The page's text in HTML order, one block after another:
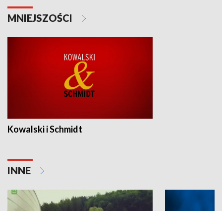
MNIEJSZOŚCI
Kowalski i Schmidt
INNE